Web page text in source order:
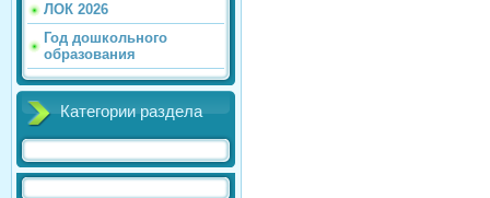
ЛОК 2026
Год дошкольного
образования
Категории раздела